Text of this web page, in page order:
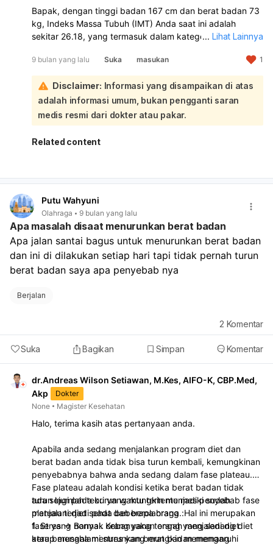
Ingat, proses gaya hidup sehat tidaklah sebentar. Namun,
hasil yang didapatkan akan berlangsung lama dan
sepadan.
Bapak, dengan tinggi badan 167 cm dan berat badan 73
kg, Indeks Massa Tubuh (IMT) Anda saat ini adalah
sekitar 26.18, yang termasuk dalam kategori berat badan
Untuk mencapai berat badan ideal yang sehat, kisaran
berat badan yang disarankan untuk tinggi 167 cm adalah
sekitar 51.6 kg hingga 69.5 kg berdasarkan perhitungan
IMT. Jika menggunakan rumus Broca yang umum untuk
pria, berat badan ideal Anda sekitar 60.3 kg. Mengingat
kondisi Anda saat ini, target penurunan berat badan yang
bagus dan realistis adalah mencapai kisaran 69.5 kg
mengevaluasi kembali dan mungkin menargetkan
misalnya menuju 60.3 kg. Penurunan berat badan yang
ideal dan sehat adalah sekitar 0.5 hingga 1.5 kg per
minggu. Untuk mencapai target ini, penting untuk:
Menyeimbangkan asupan dan pengeluaran energi.
Mengatur porsi makan dan konsisten dalam pola
makan.
Tidak melewatkan sarapan.
Mengonsumsi lebih banyak sayur dan buah, serta
Minum air sebelum makan. Jika Anda merasa kesulitan,
sangat disarankan untuk berkonsultasi dengan dokter
atau ahli gizi untuk mendapatkan rencana yang lebih
menetapkan target yang realistis dan memberikan
panduan yang sesuai dengan kondisi tubuh Anda.
... Lihat Lainnya
9 bulan yang lalu Suka masukan 1
Disclaimer: Informasi yang disampaikan di atas
adalah informasi umum, bukan pengganti saran
medis resmi dari dokter atau pakar.
Related content
Putu Wahyuni
Olahraga 9 bulan yang lalu
Apa masalah disaat menurunkan berat badan
Apa jalan santai bagus untuk menurunkan berat badan
dan ini di dilakukan setiap hari tapi tidak pernah turun
berat badan saya apa penyebab nya
Berjalan
Suka Bagikan Simpan Komentar
2 Komentar
dr.Andreas Wilson Setiawan, M.Kes, AIFO-K, CBP.Med,
Akp
Dokter
None
Magister Kesehatan
Halo, terima kasih atas pertanyaan anda.
Apabila anda sedang menjalankan program diet dan
berat badan anda tidak bisa turun kembali, kemungkinan
penyebabnya bahwa anda sedang dalam fase plateau.
Fase plateau adalah kondisi ketika berat badan tidak
turun lagi pada kurun waktu tertentu meski sudah
menjalani diet sehat dan berolahraga. Hal ini merupakan
fase yang normal. Kebanyakan orang yang sedang diet
atau berusaha menurunkan berat badan memang
ada sejumlah teori yang mungkin menjadi penyebab fase
plateau terjadi pada beberapa orang :
1. Stres -> Banyak orang yang tengah menjalani diet
kerap mengalami stres yang mungkin memengaruhi